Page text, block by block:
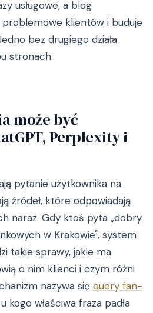
usługowe, a blog
klientów i buduje
bez drugiego działa
stronach.
może być
Perplexity i
pytanie użytkownika na
źródeł, które odpowiadają
naraz. Gdy ktoś pyta „dobry
w Krakowie", system
takie sprawy, jakie ma
o nim klienci i czym różni
nazywa się query fan-
kogo właściwa fraza padła